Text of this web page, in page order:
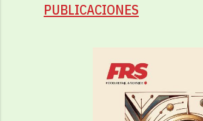
PUBLICACIONES